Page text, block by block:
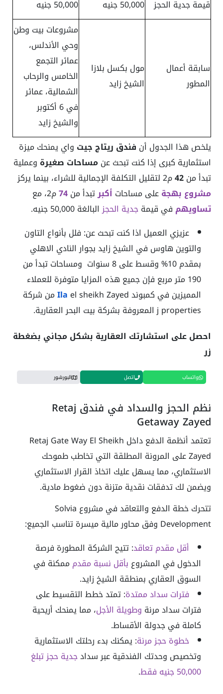
قيمة جدية الحجز 50,000 جنيه 50,000 جنيه
سابقة أعمال
المطور
مول بكسل بلازا
الشيخ زايد
مشروعات بيت وطن
وحي الأندلس،
عمائر التجمع
الخامس والرحاب
الشمالية، عمائر
في 6 أكتوبر
والشيخ زايد
يلخص هذا الجدول أن فندق ريتاج جيت واي يمنحك ميزة
استثمارية كبرى إذا كنت تبحث عنمساحات صغيرة وعملية
تبدأ من42م2 لتقليل التكلفة الإجمالية للشراء، بينما يركز
مشروع بهجةعلى مساحات أكبرتبدأ من74م2، مع
تساويهم في قيمةجدية الحجزالبالغة 50,000 جنيه.
عزيزي العميل اذا كنت تبحث عن: فلل بأنواع التاون
والتوين هاوس في الشيخ زايد بجوار النادي الاهلي
بمقدم 10% وقسط على 8 سنوات ومساحات تبدأ من
190 متر مربع فإن جميع هذه المزايا متوفرة للعملاء
المميزين في كمبوند
Ilael sheikh Zayed من شركة
j properties المعروفة بشركة بيت البحر العقارية.
احصل على استشارتك العقارية بشكل مجاني بضغطة
زر
واتساب اتصل البورشور
نظم الحجز والسداد في فندق Retaj
Getaway Zayed
تعتمد أنظمة الدفع داخل Retaj Gate Way El Sheikh
Zayed على المرونة المطلقة التي تخاطب طموحك
الاستثماري، مما يسهل عليك اتخاذ القرار الاستثماري
ويضمن لك تدفقات نقدية متزنة دون ضغوط مادية.
تتحرك خطة الدفع والتعاقد في مشروع Solvia
Development وفق محاور مالية ميسرة تناسب الجميع:
أقل مقدم تعاقد:تتيح الشركة المطورة فرصة
الدخول في المشروع بأقل نسبة مقدم ممكنة في
السوق العقاري بمنطقة الشيخ زايد.
فترات سداد ممتدة:تمتد خطط التقسيط على
فترات سداد مرنة وطويلة الأجل، مما يمنحك أريحية
كاملة في جدولة الأقساط.
خطوة حجز مرنة:يمكنك بدء رحلتك الاستثمارية
وتخصيص وحدتك الفندقية عبر سدادجدية حجز تبلغ
50,000 جنيه فقط
.